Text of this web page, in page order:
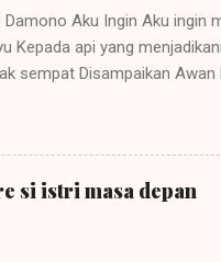
Damono Aku Ingin Aku ingin
Kepada api yang
sempat Disampaikan Awan
dan tjurhat. Kali ini saya
berumah tangga, eh,
itu..sebenernya adalah
dengan padanan kata-
si istri masa depan